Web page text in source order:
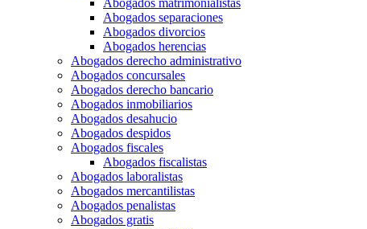
Abogados matrimonialistas
Abogados separaciones
Abogados divorcios
Abogados herencias
Abogados derecho administrativo
Abogados concursales
Abogados derecho bancario
Abogados inmobiliarios
Abogados desahucio
Abogados despidos
Abogados fiscales
Abogados fiscalistas
Abogados laboralistas
Abogados mercantilistas
Abogados penalistas
Abogados gratis